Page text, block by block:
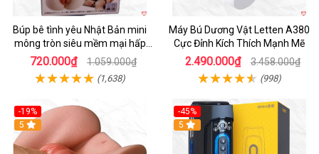
Búp bê tình yêu Nhật Bản mini
mông tròn siêu mềm mại hấp
dẫn
720.000₫ 1.059.000₫
(1,638)
Máy Bú Dương Vật Letten A380
Cực Đỉnh Kích Thích Mạnh Mẽ
2.490.000₫ 3.458.000₫
(998)
-19%
Hot
5
-45%
Hot
5